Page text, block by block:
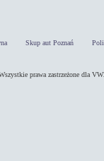
Skup aut Poznań
prawa zastrzeżone dla